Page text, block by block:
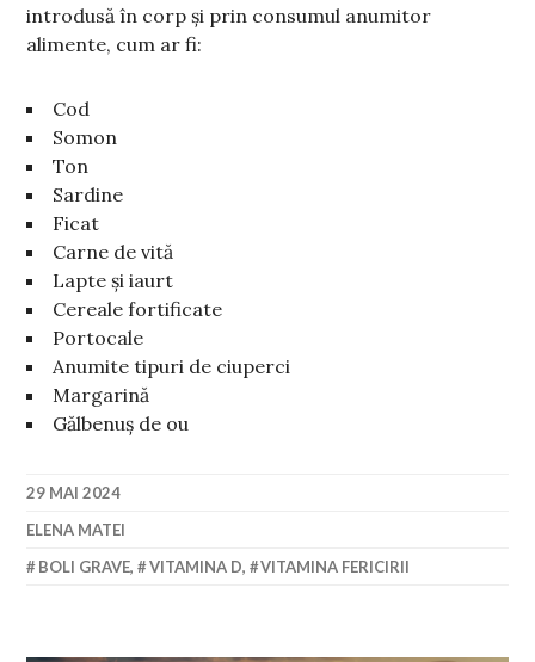
introdusă în corp și prin consumul anumitor
alimente, cum ar fi:
Cod
Somon
Ton
Sardine
Ficat
Carne de vită
Lapte și iaurt
Cereale fortificate
Portocale
Anumite tipuri de ciuperci
Margarină
Gălbenuș de ou
29 MAI 2024
ELENA MATEI
BOLI GRAVE, VITAMINA D, VITAMINA FERICIRII